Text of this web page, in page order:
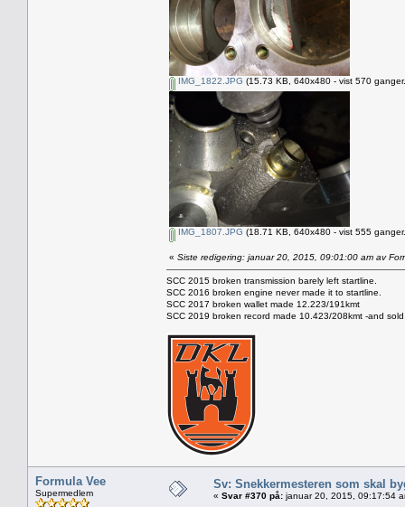
IMG_1822.JPG (15.73 KB, 640x480 - vist 570
IMG_1807.JPG (18.71 KB, 640x480 - vist 555
« Siste redigering: januar 20, 2015, 09:01:00 am av
SCC 2015 broken transmission barely left startline.
SCC 2016 broken engine never made it to startline.
SCC 2017 broken wallet made 12.223/191kmt
SCC 2019 broken record made 10.423/208kmt -and
Formula Vee
Supermedlem
Sv: Snekkermesteren som skal
« Svar #370 på: januar 20, 2015, 09:17:54